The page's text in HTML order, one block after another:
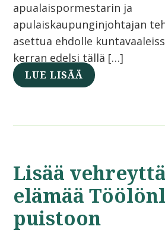
apualaispormestarin ja
apulaiskaupunginjohtajan
asettua ehdolle
kerran edelsi tällä […]
LUE LISÄÄ
Lisää
elämää
puistoon